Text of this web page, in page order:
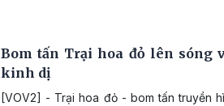
Bom tấn Trại hoa đỏ lên
kinh dị
[VOV2] - Trại hoa đỏ - bom tấn truyền